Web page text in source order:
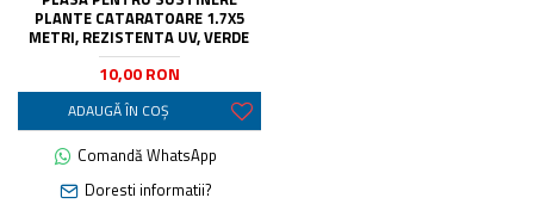
PLANTE CATARATOARE 1.7X5
METRI, REZISTENTA UV, VERDE
10,00 RON
ADAUGĂ ÎN COŞ
Comandă WhatsApp
Doresti informatii?